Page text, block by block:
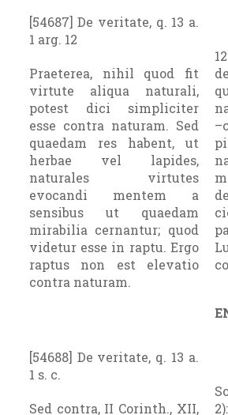
[54687] De veritate, q. 13 a.
1 arg. 12
Praeterea, nihil quod fit
virtute aliqua naturali,
potest dici simpliciter
esse contra naturam. Sed
quaedam res habent, ut
herbae vel lapides,
naturales virtutes
evocandi mentem a
sensibus ut quaedam
mirabilia cernantur; quod
videtur esse in raptu. Ergo
raptus non est elevatio
contra naturam.
[54688] De veritate, q. 13 a.
1 s. c.
Sed contra, II Corinth., XII,